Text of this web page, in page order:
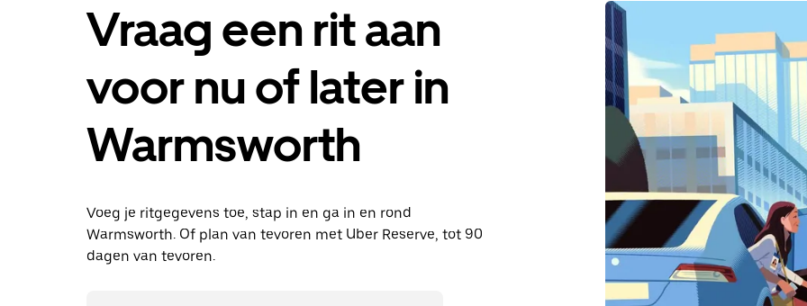
Vraag een rit aan
voor nu of later in
Warmsworth
Voeg je ritgegevens toe, stap in en ga in en rond
Warmsworth. Of plan van tevoren met Uber Reserve, tot 90
dagen van tevoren.